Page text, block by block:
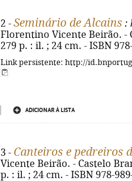
2 - Seminário de Alcains :
Florentino Vicente Beirão. -
279 p. : il. ; 24 cm. - ISBN
Link persistente: http://
ADICIONAR À LISTA
3 - Canteiros e pedreiros
Vicente Beirão. - Castelo
p. : il. ; 24 cm. - ISBN 978-